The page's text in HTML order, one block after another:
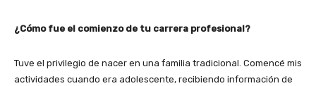
¿Cómo fue el comienzo de tu carrera profesional?
Tuve el privilegio de nacer en una familia tradicional. Comencé mis
actividades cuando era adolescente, recibiendo información de